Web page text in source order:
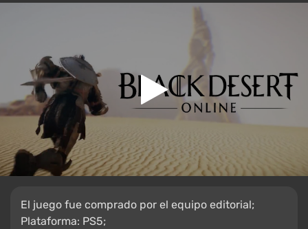
El juego fue comprado por el equipo editorial;
Plataforma: PS5;